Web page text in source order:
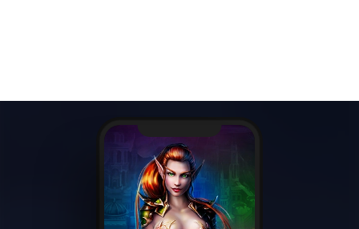
EN
ES